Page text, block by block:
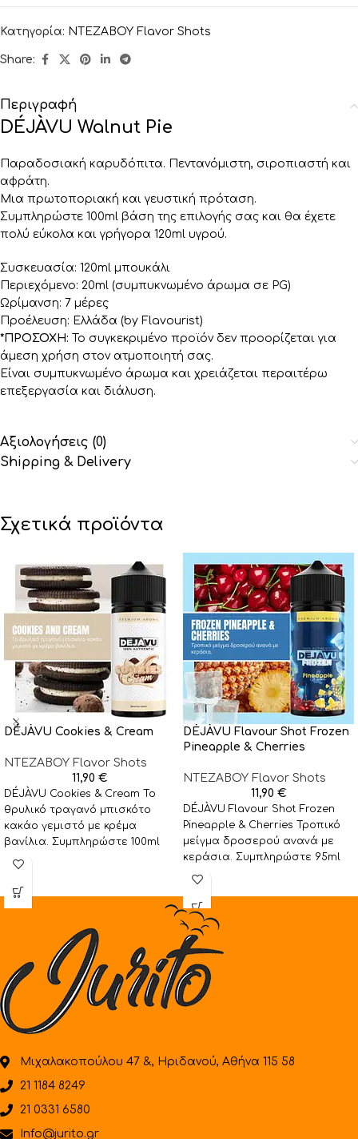
Κατηγορία: NTEZABOY Flavor Shots
Share:
Περιγραφή
DÉJÀVU Walnut Pie
Παραδοσιακή καρυδόπιτα. Πεντανόμιστη, σιροπιαστή και
αφράτη.
Μια πρωτοποριακή και γευστική πρόταση.
Συμπληρώστε 100ml βάση της επιλογής σας και θα έχετε
πολύ εύκολα και γρήγορα 120ml υγρού.
Συσκευασία: 120ml μπουκάλι
Περιεχόμενο: 20ml (συμπυκνωμένο άρωμα σε PG)
Ωρίμανση: 7 μέρες
Προέλευση: Ελλάδα (by Flavourist)
*ΠΡΟΣΟΧΗ: Το συγκεκριμένο προϊόν δεν προορίζεται για
άμεση χρήση στον ατμοποιητή σας.
Είναι συμπυκνωμένο άρωμα και χρειάζεται περαιτέρω
επεξεργασία και διάλυση.
Αξιολογήσεις (0)
Shipping & Delivery
Σχετικά προϊόντα
DÉJÀVU Cookies & Cream
NTEZABOY Flavor Shots
11,90 €
DÉJÀVU Cookies & Cream Το
θρυλικό τραγανό μπισκότο
κακάο γεμιστό με κρέμα
βανίλια. Συμπληρώστε 100ml
βάση της επιλογής σας και
DÉJÀVU Flavour Shot Frozen
Pineapple & Cherries
NTEZABOY Flavor Shots
11,90 €
DÉJÀVU Flavour Shot Frozen
Pineapple & Cherries Τροπικό
μείγμα δροσερού ανανά με
κεράσια. Συμπληρώστε 95ml
βάση της επιλογής σας και θα
Μιχαλακοπούλου 47 &, Ηριδανού, Αθήνα 115 58
21 1184 8249
21 0331 6580
Info@jurito.gr